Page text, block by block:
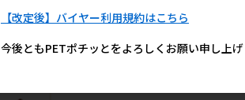
[STIサンヨー]たまの伝説 ス
味 パウチ 40g
パウ
【改定後】バイヤー利用規約はこちら
今後ともPETポチッとをよろしくお願い申し上げ